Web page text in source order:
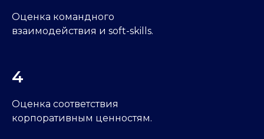
Оценка командного
взаимодействия и soft-skills.
Оценка соответствия
корпоративным ценностям.
4